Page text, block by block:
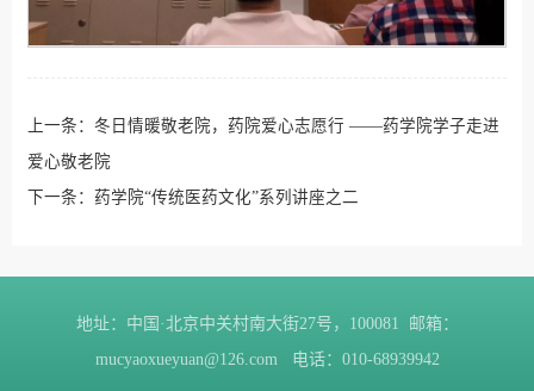
上一条： 冬日情暖敬老院，药院爱心志愿行 ——药学院学子走进
爱心敬老院
下一条： 药学院“传统医药文化”系列讲座之二
地址：中国·北京中关村南大街27号，100081 邮箱：
mucyaoxueyuan@126.com 电话：010-68939942